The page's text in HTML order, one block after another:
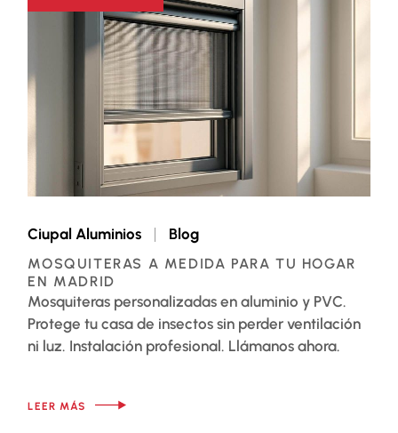
Ciupal Aluminios Blog
MOSQUITERAS A MEDIDA PARA TU HOGAR
EN MADRID
Mosquiteras personalizadas en aluminio y PVC.
Protege tu casa de insectos sin perder ventilación
ni luz. Instalación profesional. Llámanos ahora.
LEER MÁS